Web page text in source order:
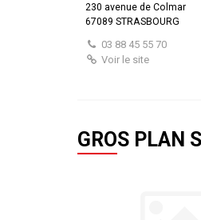
230 avenue de Colmar
67089 STRASBOURG
03 88 45 55 70
Voir le site
GROS PLAN